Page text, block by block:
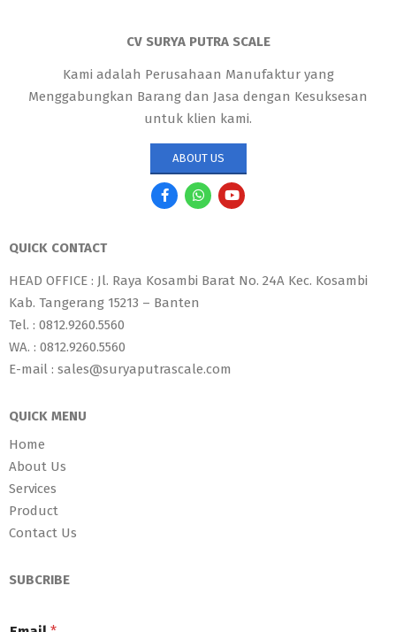
CV SURYA PUTRA SCALE
Kami adalah Perusahaan Manufaktur yang
Menggabungkan Barang dan Jasa dengan Kesuksesan
untuk klien kami.
ABOUT US
QUICK CONTACT
HEAD OFFICE : Jl. Raya Kosambi Barat No. 24A Kec. Kosambi
Kab. Tangerang 15213 – Banten
Tel. : 0812.9260.5560
WA. : 0812.9260.5560
E-mail : sales@suryaputrascale.com
QUICK MENU
Home
About Us
Services
Product
Contact Us
SUBCRIBE